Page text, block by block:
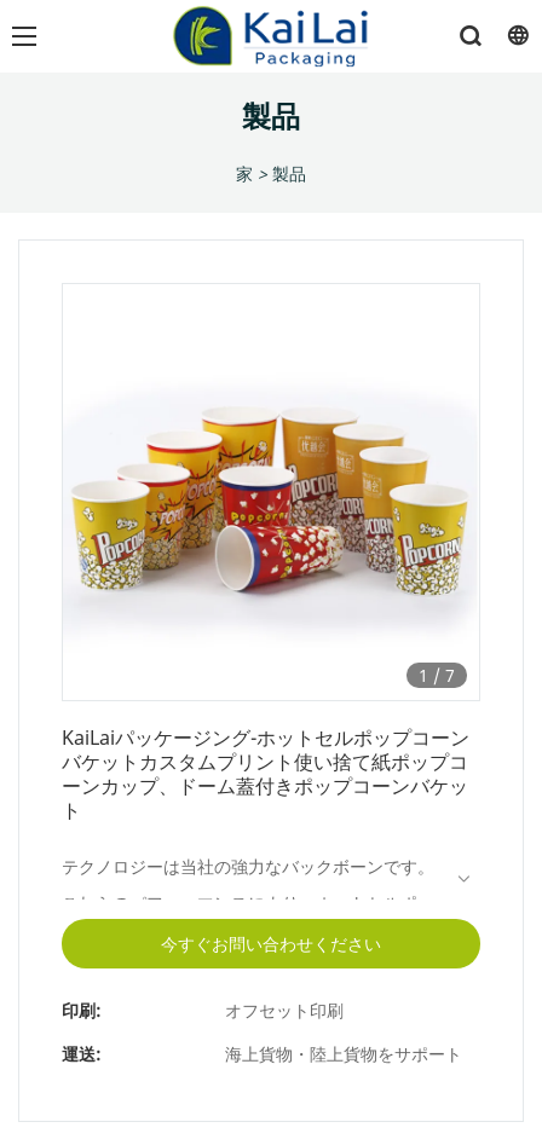
製品
家 > 製品
1 / 7
KaiLaiパッケージング-ホットセルポップコーン
バケットカスタムプリント使い捨て紙ポップコ
ーンカップ、ドーム蓋付きポップコーンバケッ
ト
テクノロジーは当社の強力なバックボーンです。
これらのパフォーマンスにより、ホットセルポッ
プコーンバケットのカスタム印刷された使い捨て
紙ポップコーンカップとドーム型の蓋は、紙コッ
プの分野に従事する人々によって広く使用されて
います。
今すぐお問い合わせください
印刷:
オフセット印刷
運送:
海上貨物・陸上貨物をサポート